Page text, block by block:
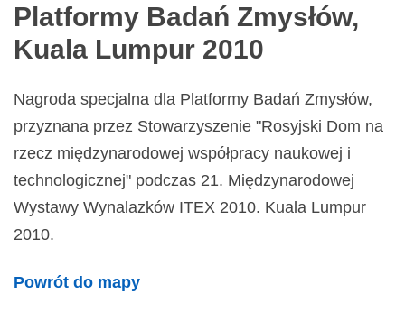
Platformy Badań Zmysłów,
Kuala Lumpur 2010
Nagroda specjalna dla Platformy Badań Zmysłów,
przyznana przez Stowarzyszenie "Rosyjski Dom na
rzecz międzynarodowej współpracy naukowej i
technologicznej" podczas 21. Międzynarodowej
Wystawy Wynalazków ITEX 2010. Kuala Lumpur
2010.
Powrót do mapy